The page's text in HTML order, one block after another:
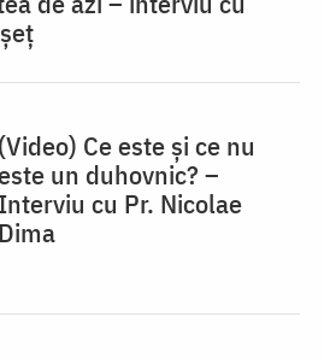
(Video) Ce este și ce nu
un duhovnic? –
Interviu cu Pr. Nicolae
Dima